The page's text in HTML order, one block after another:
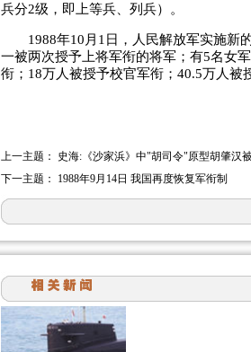
兵分2级，即上等兵、列兵）。
1988年10月1日，人民解放军实施新的
一被两次授予上将军衔的将军；有5名女
衔；18万人被授予校官军衔；40.5万人被
上一主题： 史海:《沙家浜》中"胡司令"原型胡肇汉
下一主题： 1988年9月14日 我国再度恢复军衔制